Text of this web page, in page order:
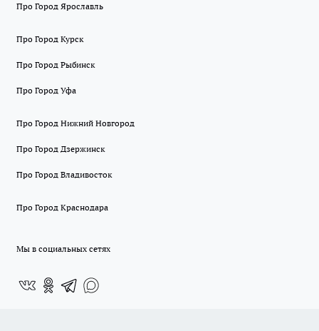
Про Город Ярославль
Про Город Курск
Про Город Рыбинск
Про Город Уфа
Про Город Нижний Новгород
Про Город Дзержинск
Про Город Владивосток
Про Город Краснодара
Мы в социальных сетях